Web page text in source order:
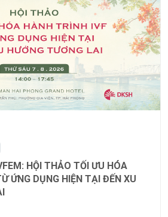
HỘI THẢO TỐI ƯU HÓA
ỨNG DỤNG HIỆN TẠI ĐẾN XU